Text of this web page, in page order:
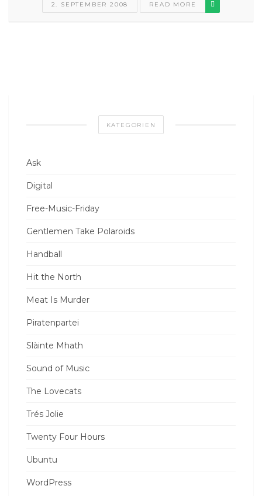
2. SEPTEMBER 2008 READ MORE
KATEGORIEN
Ask
Digital
Free-Music-Friday
Gentlemen Take Polaroids
Handball
Hit the North
Meat Is Murder
Piratenpartei
Slàinte Mhath
Sound of Music
The Lovecats
Trés Jolie
Twenty Four Hours
Ubuntu
WordPress